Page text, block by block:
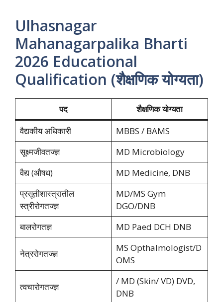
Ulhasnagar
Mahanagarpalika Bharti
2026 Educational
Qualification (शैक्षणिक योग्यता)
पद
शैक्षणिक योग्यता
वैद्यकीय अधिकारी
MBBS / BAMS
सूक्ष्मजीवतज्ज्ञ
MD Microbiology
वैद्य (औषध)
MD Medicine, DNB
प्रसूतीशास्त्रातील
स्त्रीरोगतज्ज्ञ
MD/MS Gym
DGO/DNB
बालरोगतज्ञ
MD Paed DCH DNB
नेत्ररोगतज्ज्ञ
MS Opthalmologist/D
OMS
त्वचारोगतज्ज्ञ
/ MD (Skin/ VD) DVD,
DNB